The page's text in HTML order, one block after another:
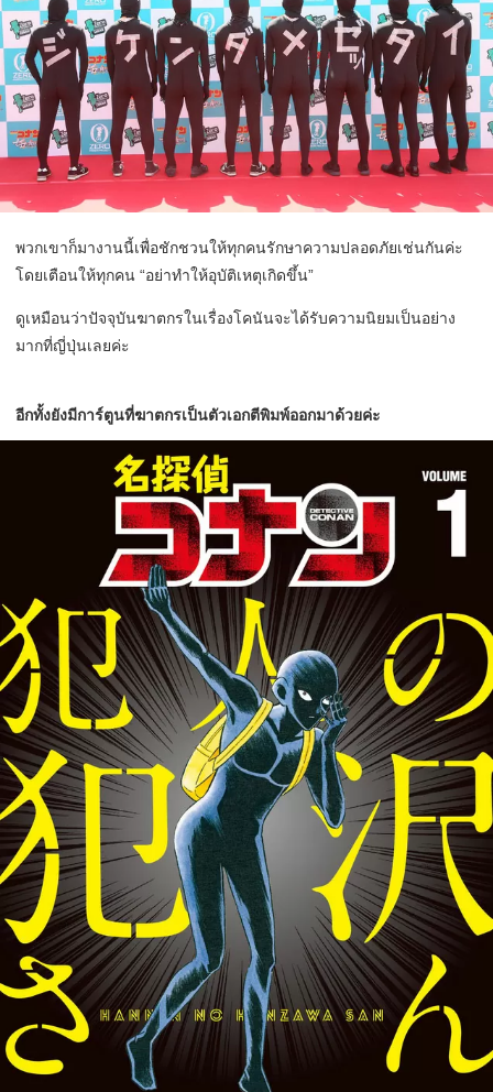
พวกเขาก็มางานนี้เพื่อชักชวนให้ทุกคนรักษาความปลอดภัยเช่นกันค่ะ
โดยเตือนให้ทุกคน “อย่าทำให้อุบัติเหตุเกิดขึ้น”
ดูเหมือนว่าปัจจุบันฆาตกรในเรื่องโคนันจะได้รับความนิยมเป็นอย่าง
มากที่ญี่ปุ่นเลยค่ะ
อีกทั้งยังมีการ์ตูนที่ฆาตกรเป็นตัวเอกตีพิมพ์ออกมาด้วยค่ะ